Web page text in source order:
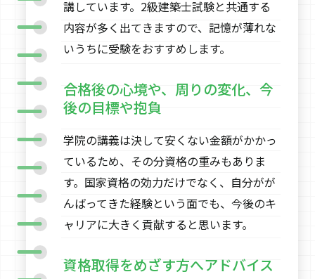
講しています。2級建築士試験と共通する
内容が多く出てきますので、記憶が薄れな
いうちに受験をおすすめします。
合格後の心境や、周りの変化、今
後の目標や抱負
学院の講義は決して安くない金額がかかっ
ているため、その分資格の重みもありま
す。国家資格の効力だけでなく、自分がが
んばってきた経験という面でも、今後のキ
ャリアに大きく貢献すると思います。
資格取得をめざす方へアドバイス